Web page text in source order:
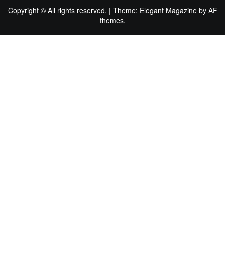
Copyright © All rights reserved. | Theme: Elegant Magazineby AF
themes.